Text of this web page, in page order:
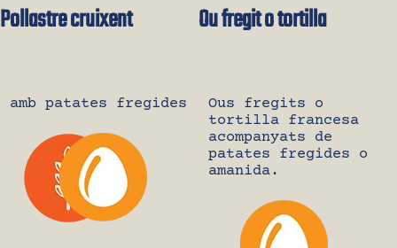
Pollastre cruixent
amb patates fregides
Ou fregit o tortilla
Ous fregits o
tortilla francesa
acompanyats de
patates fregides o
amanida.